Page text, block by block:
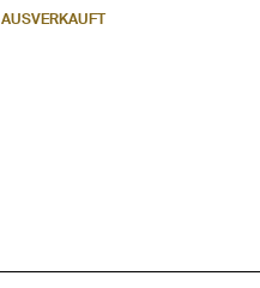
AUSVERKAUFT